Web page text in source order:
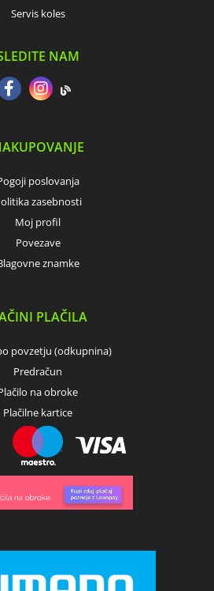
Servis koles
NAM
poslovanja
zasebnosti
Moj profil
Povezave
znamke
PLAČILA
povzetju (odkupnina)
Predračun
na obroke
Plačilne kartice